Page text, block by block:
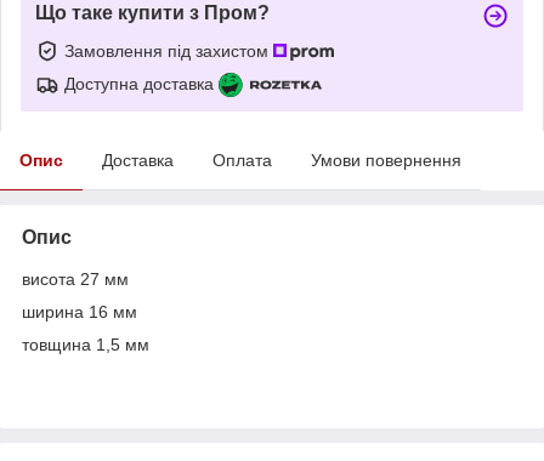
Що таке купити з Пром?
Замовлення під захистом
Доступна доставка
Опис Доставка Оплата Умови повернення
Опис
висота 27 мм
ширина 16 мм
товщина 1,5 мм